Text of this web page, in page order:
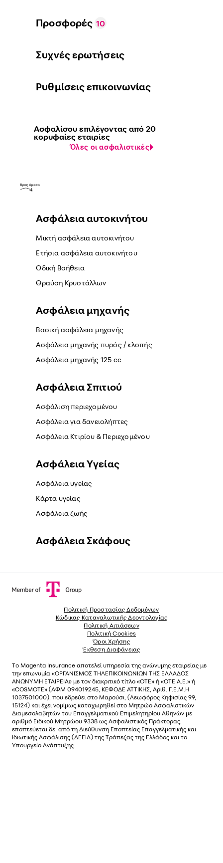
Προσφορές 10
Συχνές ερωτήσεις
Ρυθμίσεις επικοινωνίας
Ασφαλίσου επιλέγοντας από 20
κορυφαίες εταιρίες
Όλες οι ασφαλιστικές
Ασφάλεια αυτοκινήτου
Μικτή ασφάλεια αυτοκινήτου
Ετήσια ασφάλεια αυτοκινήτου
Οδική Βοήθεια
Θραύση Κρυστάλλων
Ασφάλεια μηχανής
Βασική ασφάλεια μηχανής
Ασφάλεια μηχανής πυρός / κλοπής
Ασφάλεια μηχανής 125 cc
Ασφάλεια Σπιτιού
Ασφάλιση περιεχομένου
Ασφάλεια για δανειολήπτες
Ασφάλεια Κτιρίου & Περιεχομένου
Ασφάλεια Yγείας
Ασφάλεια υγείας
Κάρτα υγείας
Ασφάλεια ζωής
Ασφάλεια Σκάφους
Πολιτική Προστασίας Δεδομένων
Κώδικας Καταναλωτικής Δεοντολογίας
Πολιτική Αιτιάσεων
Πολιτική Cookies
Όροι Χρήσης
Έκθεση Διαφάνειας
Το Magenta Insurance αποτελεί υπηρεσία της ανώνυµης εταιρείας µε
την επωνυµία «ΟΡΓΑΝΙΣΜΟΣ ΤΗΛΕΠΙΚΟΙΝΩΝΙΩΝ ΤΗΣ ΕΛΛΑΔΟΣ
ΑΝΩΝΥΜΗ ΕΤΑΙΡΕΙΑ» µε τον διακριτικό τίτλο «OTE» ή «ΟΤΕ Α.Ε.» ή
«COSMOTE» (ΑΦΜ 094019245, ΚΕΦΟΔΕ ΑΤΤΙΚΗΣ, Αριθ. Γ.Ε.Μ.Η
1037501000), που εδρεύει στο Μαρούσι, (Λεωφόρος Κηφισίας 99,
15124) και έχει νοµίµως καταχωρηθεί στο Μητρώο Ασφαλιστικών
Διαµεσολαβητών του Επαγγελµατικού Επιµελητηρίου Αθηνών µε
αριθµό Ειδικού Μητρώου 9338 ως Ασφαλιστικός Πράκτορας,
εποπτεύεται δε, από τη Διεύθυνση Εποπτείας Επαγγελματικής και
Ιδιωτικής Ασφάλισης (ΔΕΕΙΑ) της Τράπεζας της Ελλάδος και το
Υπουργείο Ανάπτυξης.